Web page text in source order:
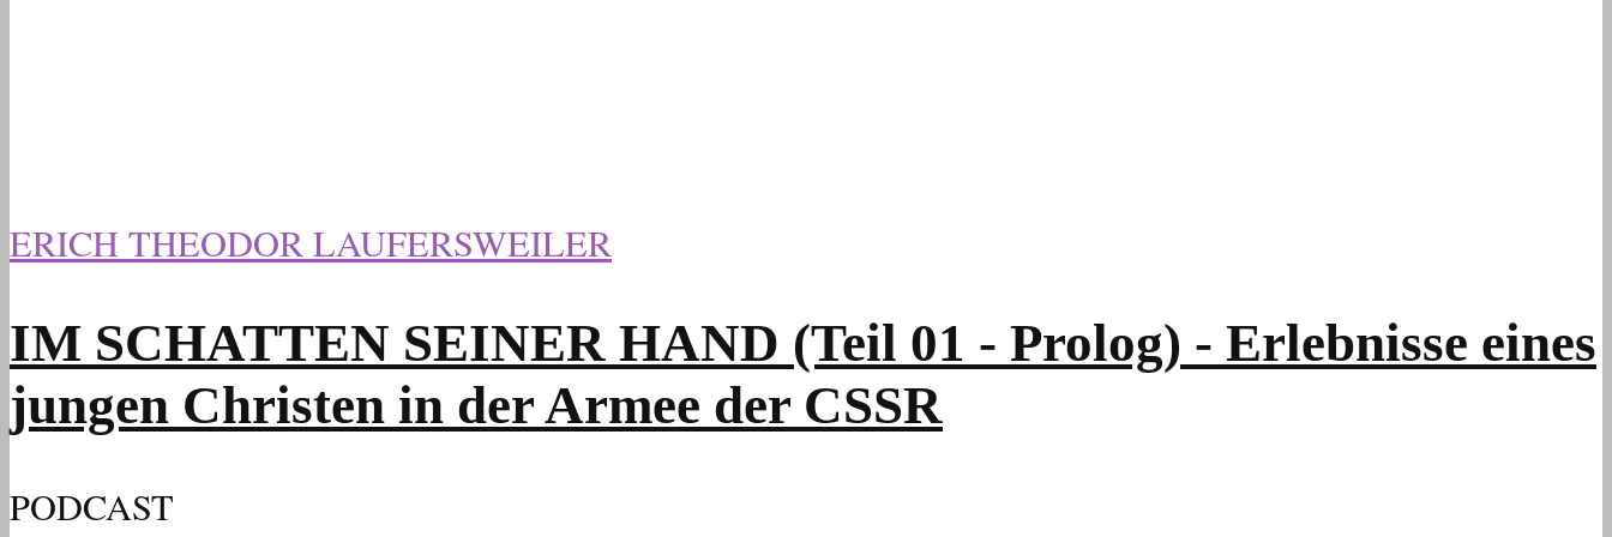
ERICH THEODOR LAUFERSWEILER
IM SCHATTEN SEINER HAND (Teil 01 - Prolog) - Erlebnisse eines
jungen Christen in der Armee der CSSR
PODCAST